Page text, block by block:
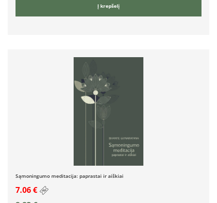
Į krepšelį
Sąmoningumo meditacija: paprastai ir aiškiai
7.06 €